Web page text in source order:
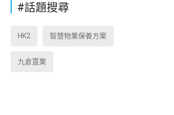
#話題搜尋
HK2 智慧物業保養方案
九倉置業